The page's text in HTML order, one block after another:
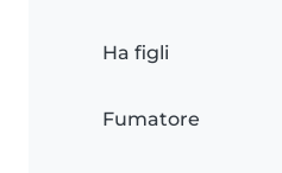
Ha figli
Fumatore